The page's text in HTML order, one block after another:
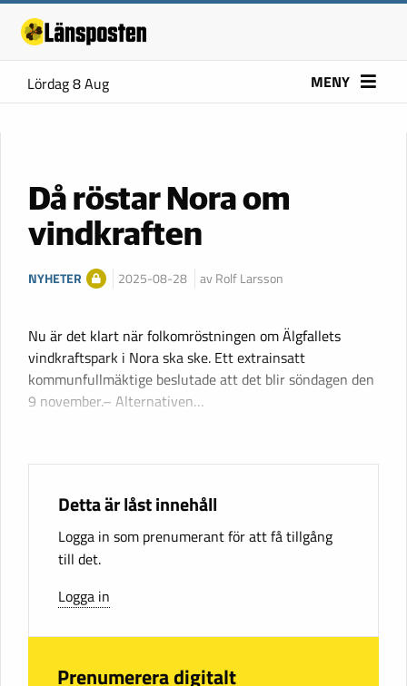
Lördag 8 Aug MENY
Då röstar Nora om
vindkraften
NYHETER 2025-08-28 av Rolf Larsson
Nu är det klart när folkomröstningen om Älgfallets
vindkraftspark i Nora ska ske. Ett extrainsatt
kommunfullmäktige beslutade att det blir söndagen den
9 november.– Alternativen…
Detta är låst innehåll
Logga in som prenumerant för att få tillgång
till det.
Logga in
Prenumerera digitalt